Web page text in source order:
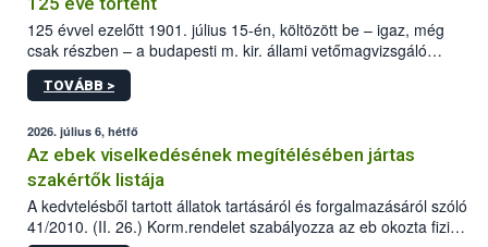
125 évvel ezelőtt 1901. július 15-én, költözött be – igaz, még
csak részben – a budapesti m. kir. állami vetőmagvizsgáló
állomás a Kis Rókus utca 15. szám alatti, Czigler Győző által
tervezett új épületébe.
TOVÁBB >
2026. július 6, hétfő
Az ebek viselkedésének megítélésében jártas
szakértők listája
A kedvtelésből tartott állatok tartásáról és forgalmazásáról szóló
41/2010. (II. 26.) Korm.rendelet szabályozza az eb okozta fizikai